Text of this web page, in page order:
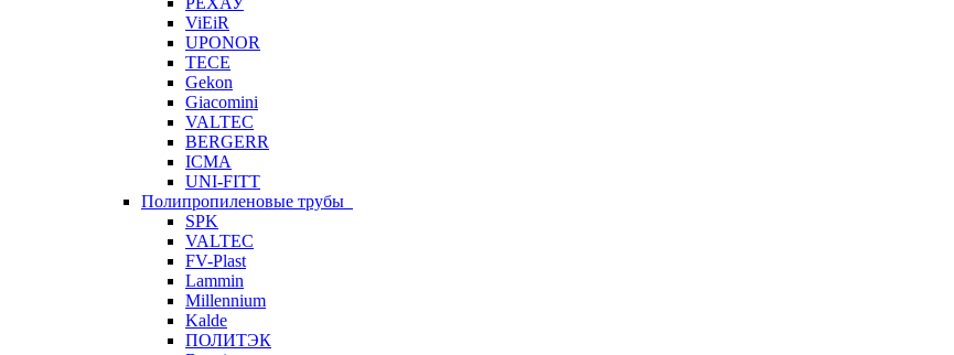
ViEiR
UPONOR
TECE
Gekon
Giacomini
VALTEC
BERGERR
ICMA
UNI-FITT
Полипропиленовые трубы
SPK
VALTEC
FV-Plast
Lammin
Millennium
Kalde
ПОЛИТЭК